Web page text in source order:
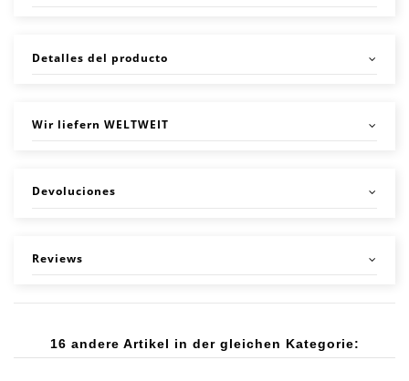
Detalles del producto
Wir liefern WELTWEIT
Devoluciones
Reviews
16 andere Artikel in der gleichen Kategorie: